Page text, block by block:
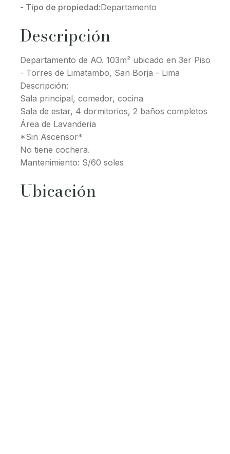
- Tipo de propiedad:Departamento
Descripción
Departamento de AO. 103m² ubicado en 3er Piso
- Torres de Limatambo, San Borja - Lima
Descripción:
Sala principal, comedor, cocina
Sala de estar, 4 dormitorios, 2 baños completos
Área de Lavanderia
*Sin Ascensor*
No tiene cochera.
Mantenimiento: S/60 soles
Ubicación